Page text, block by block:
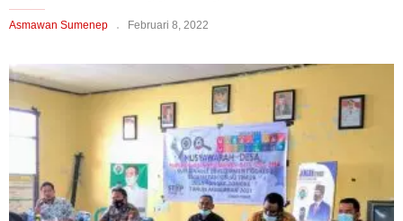
Asmawan Sumenep Februari 8, 2022